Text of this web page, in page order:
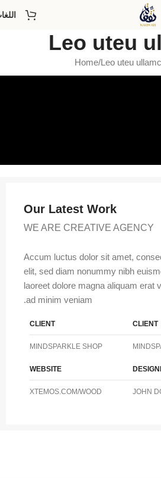
Leo uteu
Home Leo uteu
Our Latest Work
WE ARE CREATIVE AGENCY
Accum luctus dolor sit amet,
elit, sed diam nonummy nibh
laoreet dolore magna aliquam erat
ad minim veniam.
CLIENT
CLIENT
MINDSPARKLE SHOP
JOHN
WEBSITE
XTEMOS.COM/WOOD